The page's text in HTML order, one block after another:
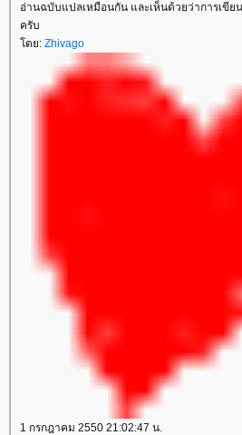
อ่านฉบับแปลเหมือนกัน และเห็นด้วยว่าการเขี
ครับ
ดย: Zhivago
1 กรกฎาคม 2550 21:02:47 น.